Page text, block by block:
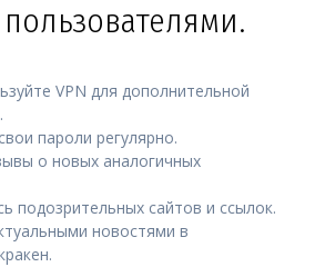
VPN для дополнительной
пароли регулярно.
о новых аналогичных
подозрительных сайтов и ссылок.
новостями в